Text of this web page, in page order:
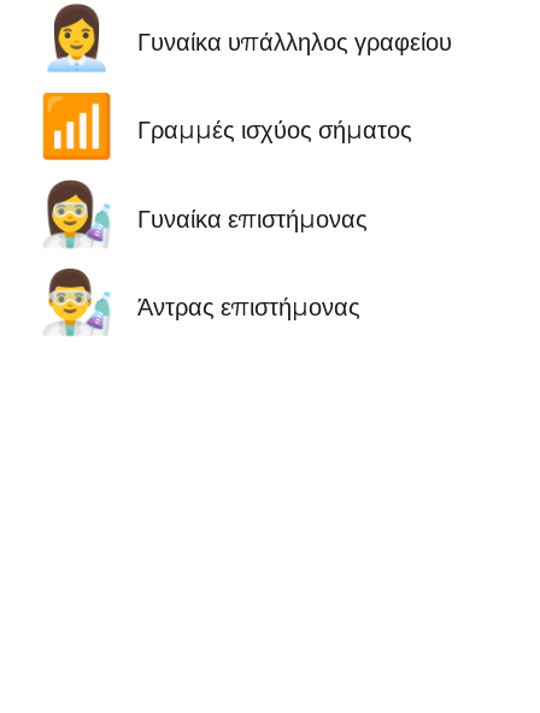
👩‍💼 Γυναίκα υπάλληλος γραφείου
📶 Γραμμές ισχύος σήματος
👩‍🔬 Γυναίκα επιστήμονας
👨‍🔬 Άντρας επιστήμονας